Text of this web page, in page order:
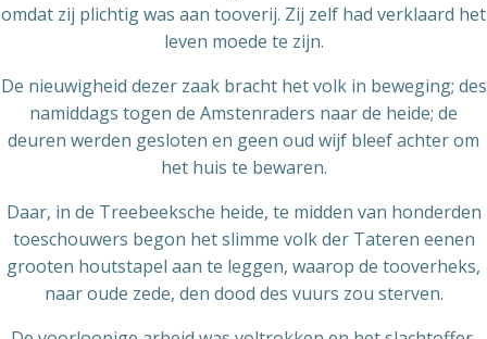
omdat zij plichtig was aan tooverij. Zij zelf had verklaard het
leven moede te zijn.
De nieuwigheid dezer zaak bracht het volk in beweging; des
namiddags togen de Amstenraders naar de heide; de
deuren werden gesloten en geen oud wijf bleef achter om
het huis te bewaren.
Daar, in de Treebeeksche heide, te midden van honderden
toeschouwers begon het slimme volk der Tateren eenen
grooten houtstapel aan te leggen, waarop de tooverheks,
naar oude zede, den dood des vuurs zou sterven.